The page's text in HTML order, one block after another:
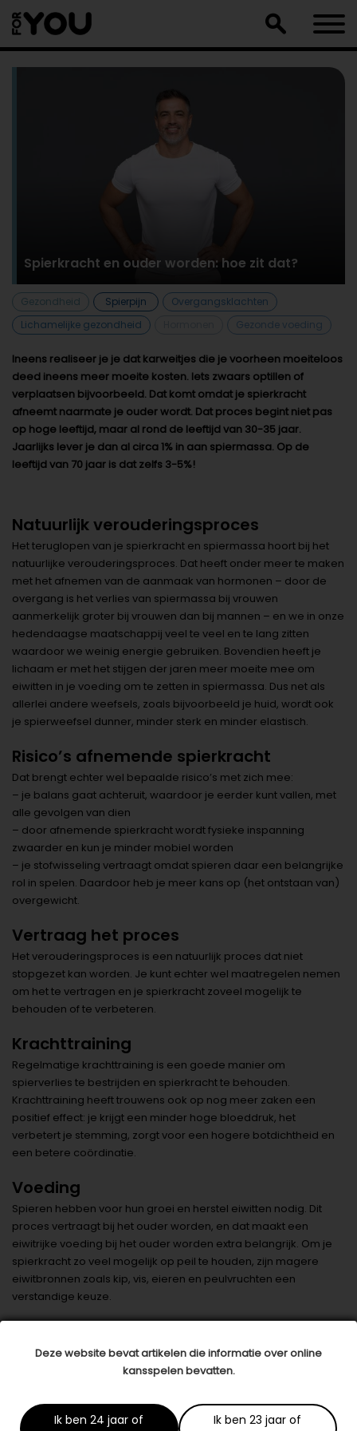
Deze website bevat artikelen die informatie over online
kansspelen bevatten.
Ik ben 24 jaar of
Ik ben 23 jaar of
naar
artikel
Spierkracht en ouder worden: hoe zit dat?
Gezondheid Spierpijn
Overgangsklachten
Lichamelijke gezondheid
Gezonde voeding
Ineens realiseer je je dat karweitjes die je voorheen moeiteloos
deed ineens meer moeite kosten. Iets zwaars optillen of
verplaatsen bijvoorbeeld. Dat komt omdat je spierkracht
afneemt naarmate je ouder wordt. Dat proces begint niet pas
op hoge leeftijd, maar al rond de leeftijd van 30-35 jaar.
Jaarlijks lever je dan al circa 1% in aan spiermassa. Op de
leeftijd van 70 jaar is dat zelfs 3-5%!
Natuurlijk verouderingsproces
Het teruglopen van je spierkracht en spiermassa hoort bij het
natuurlijke verouderingsproces. Dat heeft onder meer te maken
met het afnemen van de aanmaak van hormonen – door de
overgang is het verlies van spiermassa bij vrouwen
aanmerkelijk groter bij vrouwen dan bij mannen – en we in onze
hedendaagse maatschappij veel te veel en te lang zitten
waardoor we weinig energie gebruiken. Bovendien heeft je
lichaam er met het stijgen der jaren meer moeite mee om
eiwitten in je voeding om te zetten in spiermassa. Dus net als
allerlei andere weefsels, zoals bijvoorbeeld je huid, wordt ook
je spierweefsel dunner, minder sterk en minder elastisch.
Risico’s afnemende spierkracht
Dat brengt echter wel bepaalde risico’s met zich mee:
– je balans gaat achteruit, waardoor je eerder kunt vallen, met
alle gevolgen van dien
– door afnemende spierkracht wordt fysieke inspanning
zwaarder en kun je minder mobiel worden
– je stofwisseling vertraagt omdat spieren daar een belangrijke
rol in spelen. Daardoor heb je meer kans op (het ontstaan van)
overgewicht.
Vertraag het proces
Het verouderingsproces is een natuurlijk proces dat niet
stopgezet kan worden. Je kunt echter wel maatregelen nemen
om het te vertragen en je spierkracht zoveel mogelijk te
behouden of te verbeteren.
Krachttraining
Regelmatige krachttraining is een goede manier om
spierverlies te bestrijden en spierkracht te behouden.
Krachttraining heeft trouwens ook op nog meer zaken een
positief effect: je krijgt een minder hoge bloeddruk, het
verbetert je stemming, zorgt voor een hogere botdichtheid en
een betere coördinatie.
Voeding
Spieren hebben voor hun groei en herstel eiwitten nodig. Dit
proces vertraagt bij het ouder worden, en dat maakt een
eiwitrijke voeding bij het ouder worden extra belangrijk. Om je
spierkracht zo veel mogelijk op peil te houden, zijn magere
eiwitbronnen zoals kip, vis, eieren en peulvruchten een
verstandige keuze.
Wanneer je je spieren niet meer zou gebruiken, verliezen ze na
een week of twee snel aan kracht. Om je spierkracht te
bewegen. DeGezondheidsraad
adviseert minstens 150 minuten
per week een matig intensieve inspanning, zoals wandelen en